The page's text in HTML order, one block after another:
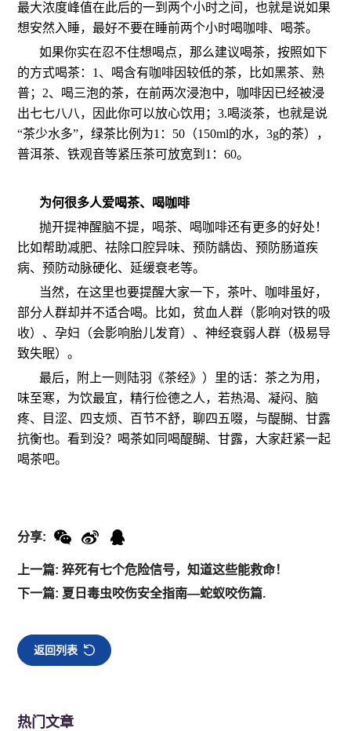
最大浓度峰值在此后的一到两个小时之间，也就是说如果
想安然入睡，最好不要在睡前两个小时喝咖啡、喝茶。
如果你实在忍不住想喝点，那么建议喝茶，按照如下
的方式喝茶：1、喝含有咖啡因较低的茶，比如黑茶、熟
普；2、喝三泡的茶，在前两次浸泡中，咖啡因已经被浸
出七七八八，因此你可以放心饮用；3.喝淡茶，也就是说
“茶少水多”，绿茶比例为1：50（150ml的水，3g的茶），
普洱茶、铁观音等紧压茶可放宽到1：60。
为何很多人爱喝茶、喝咖啡
抛开提神醒脑不提，喝茶、喝咖啡还有更多的好处！
比如帮助减肥、祛除口腔异味、预防龋齿、预防肠道疾
病、预防动脉硬化、延缓衰老等。
当然，在这里也要提醒大家一下，茶叶、咖啡虽好，
部分人群却并不适合喝。比如，贫血人群（影响对铁的吸
收）、孕妇（会影响胎儿发育）、神经衰弱人群（极易导
致失眠）。
最后，附上一则 陆羽《茶经》）里的话：茶之为用，
味至寒，为饮最宜，精行俭德之人，若热渴、凝闷、脑
疼、目涩、四支烦、百节不舒，聊四五啜，与醍醐、甘露
抗衡也。看到没？喝茶如同喝醍醐、甘露，大家赶紧一起
喝茶吧。
上一篇: 猝死有七个危险信号，知道这些能救命！
下一篇: 夏日毒虫咬伤安全指南—蛇蚁咬伤篇.
分享:
返回列表
热门文章